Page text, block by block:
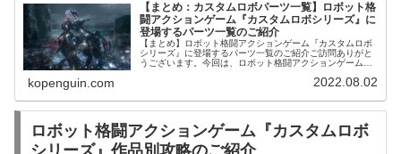
【まとめ：カスタムロボパーツ一覧】ロボット格
闘アクションゲーム『カスタムロボシリーズ』に
登場するパーツ一覧のご紹介
【まとめ】ロボット格闘アクションゲーム『カスタムロボ
シリーズ』に登場するパーツ一覧のご紹介ご訪問ありがと
うございます。今回は、ロボット格闘アクションゲーム
kopenguin.com 2022.08.02
ロボット格闘アクションゲーム『カスタムロボ
シリーズ』作品別攻略のご紹介